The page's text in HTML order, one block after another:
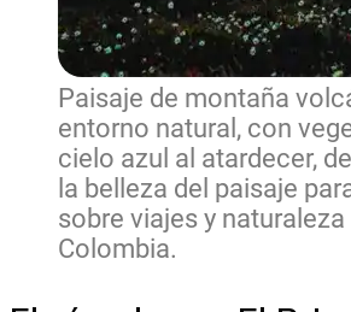
Paisaje de montaña
entorno natural, con
cielo azul al atardecer,
la belleza del paisaje
sobre viajes y naturaleza
Colombia.